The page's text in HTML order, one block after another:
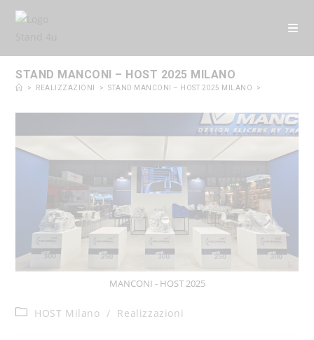
contenuto
STAND MANCONI – HOST 2025 MILANO
> REALIZZAZIONI > STAND MANCONI – HOST 2025 MILANO >
MANCONI - HOST 2025
HOST Milano / Realizzazioni